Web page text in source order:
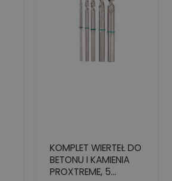
KOMPLET WIERTEŁ DO
BETONU I KAMIENIA
PROXTREME, 5